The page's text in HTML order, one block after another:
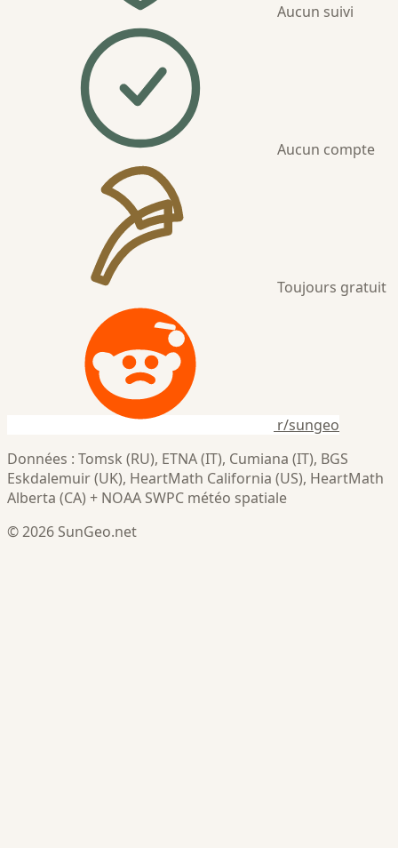
Aucun suivi
Aucun compte
Toujours gratuit
r/sungeo
Données : Tomsk (RU), ETNA (IT), Cumiana (IT), BGS
Eskdalemuir (UK), HeartMath California (US), HeartMath
Alberta (CA) + NOAA SWPC météo spatiale
© 2026 SunGeo.net